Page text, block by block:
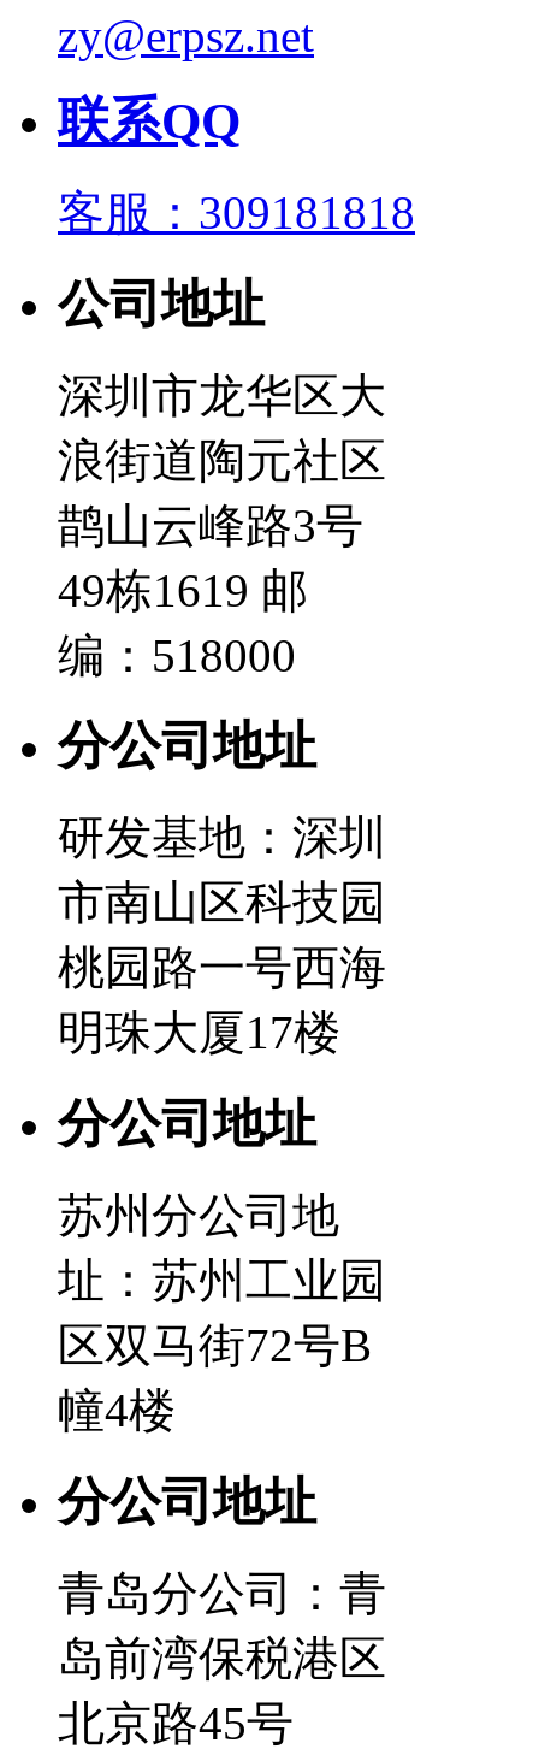
zy@erpsz.net
联系QQ
客服：309181818
公司地址
深圳市龙华区大
浪街道陶元社区
鹊山云峰路3号
49栋1619 邮
编：518000
分公司地址
研发基地：深圳
市南山区科技园
桃园路一号西海
明珠大厦17楼
分公司地址
苏州分公司地
址：苏州工业园
区双马街72号B
幢4楼
分公司地址
青岛分公司：青
岛前湾保税港区
北京路45号